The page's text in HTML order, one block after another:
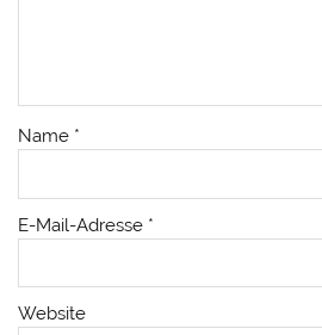
Name *
E-Mail-Adresse *
Website